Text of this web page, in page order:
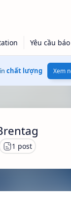
chất lượng Xem